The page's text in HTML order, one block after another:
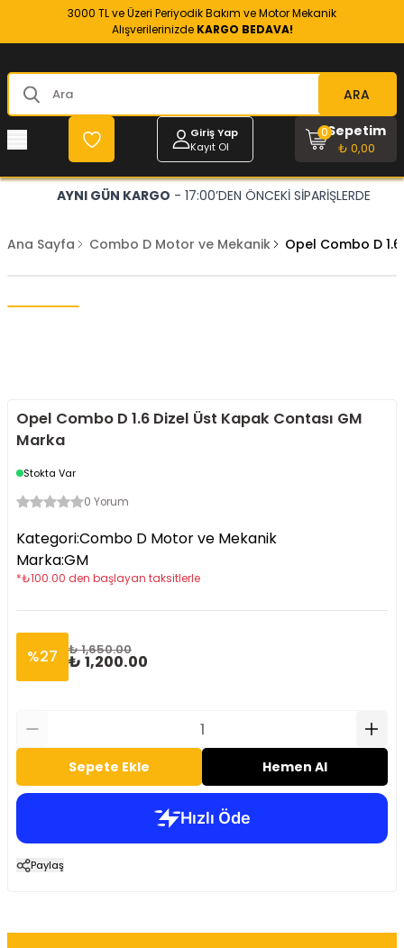
3000 TL ve Üzeri Periyodik Bakım ve Motor Mekanik
Alışverilerinizde KARGO BEDAVA!
ARA
Giriş Yap
Kayıt Ol
Sepetim
₺ 0,00
0
AYNI GÜN KARGO - 17:00’DEN ÖNCEKİ SİPARİŞLERDE
Ana Sayfa Combo D Motor ve Mekanik Opel Combo D
Opel Combo D 1.6 Dizel Üst Kapak Contası GM
Marka
Stokta Var
0 Yorum
Kategori:Combo D Motor ve Mekanik
Marka:GM
*₺100.00 den başlayan taksitlerle
%27 ₺ 1,650.00
₺ 1,200.00
Sepete Ekle Hemen Al
Paylaş